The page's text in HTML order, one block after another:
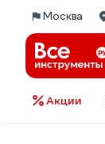
Москва
Акции